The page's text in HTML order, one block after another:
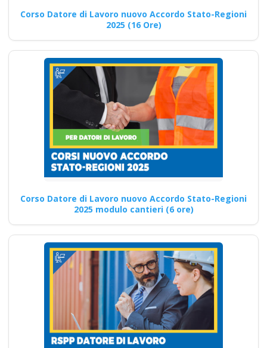
Investimento in
formazione
specialistica per la
sicurezza e salute
sul lavoro Nuovo
accordo stato
regioni 2025 corso
formatore docente
formatori rspp rls rlst
preposto datore
lavoratori ddl dlspp
dl spp aspp
Addetto al primo soccorso in
situazioni di rischio medio:
Corso di formazione…
Continua
Corso Datore di Lavoro nuovo Accordo Stato-Regioni
2025 (16 Ore)
Corso Datore di Lavoro nuovo Accordo Stato-Regioni
2025 modulo cantieri (6 ore)